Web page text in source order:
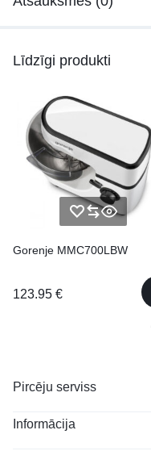
Līdzīgi produkti
Gorenje MMC700LBW
123.95 €
Pircēju serviss
Informācija